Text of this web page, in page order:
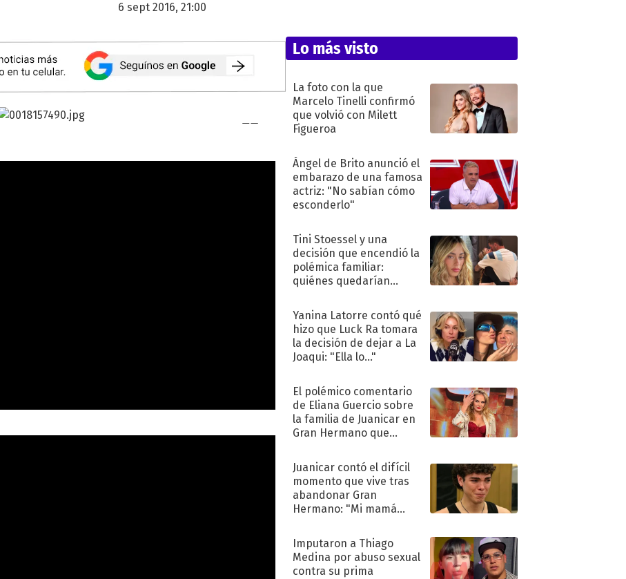
6 sept 2016, 21:00
Lo más visto
La foto con la que
Marcelo Tinelli confirmó
que volvió con Milett
Figueroa
Ángel de Brito anunció el
embarazo de una famosa
actriz: "No sabían cómo
esconderlo"
Tini Stoessel y una
decisión que encendió la
polémica familiar:
quiénes quedarían
Yanina Latorre contó qué
hizo que Luck Ra tomara
la decisión de dejar a La
Joaqui: "Ella lo..."
El polémico comentario
de Eliana Guercio sobre
la familia de Juanicar en
Gran Hermano que
Juanicar contó el difícil
momento que vive tras
abandonar Gran
Hermano: "Mi mamá
Imputaron a Thiago
Medina por abuso sexual
contra su prima